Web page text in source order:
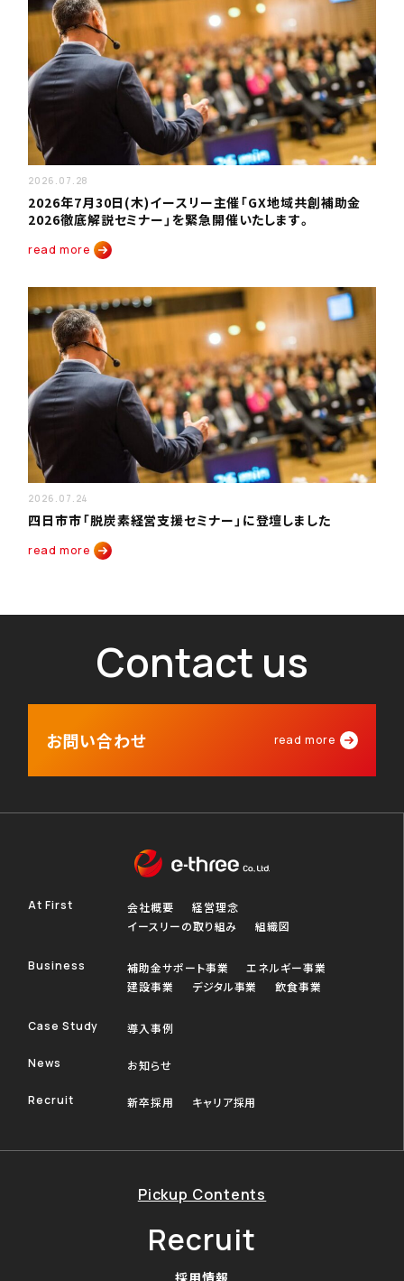
2026.07.28
2026年7月30日(木)イースリー主催「GX地域共創補助金
2026徹底解説セミナー」を緊急開催いたします。
read more
2026.07.24
四日市市「脱炭素経営支援セミナー」に登壇しました
read more
Contact us
お問い合わせ read more
At First 会社概要
経営理念
イースリーの取り組み
組織図
Business 補助金サポート事業
エネルギー事業
建設事業
デジタル事業 飲食事業
Case Study 導入事例
News お知らせ
Recruit 新卒採用 キャリア採用
Pickup Contents
Recruit
採用情報